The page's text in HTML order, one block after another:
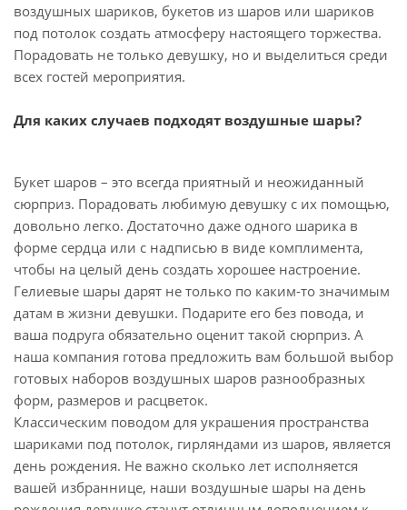
воздушных шариков, букетов из шаров или шариков
под потолок создать атмосферу настоящего торжества.
Порадовать не только девушку, но и выделиться среди
всех гостей мероприятия.
Для каких случаев подходят воздушные шары?
Букет шаров – это всегда приятный и неожиданный
сюрприз. Порадовать любимую девушку с их помощью,
довольно легко. Достаточно даже одного шарика в
форме сердца или с надписью в виде комплимента,
чтобы на целый день создать хорошее настроение.
Гелиевые шары дарят не только по каким-то значимым
датам в жизни девушки. Подарите его без повода, и
ваша подруга обязательно оценит такой сюрприз. А
наша компания готова предложить вам большой выбор
готовых наборов воздушных шаров разнообразных
форм, размеров и расцветок.
Классическим поводом для украшения пространства
шариками под потолок, гирляндами из шаров, является
день рождения. Не важно сколько лет исполняется
вашей избраннице, наши воздушные шары на день